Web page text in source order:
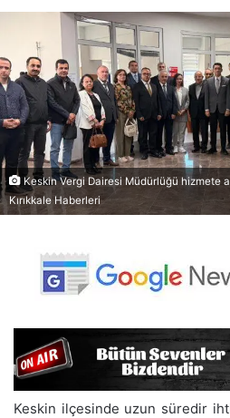
Keskin Vergi Dairesi Müdürlüğü hizmete
Kırıkkale Haberleri
Keskin ilçesinde uzun süredir